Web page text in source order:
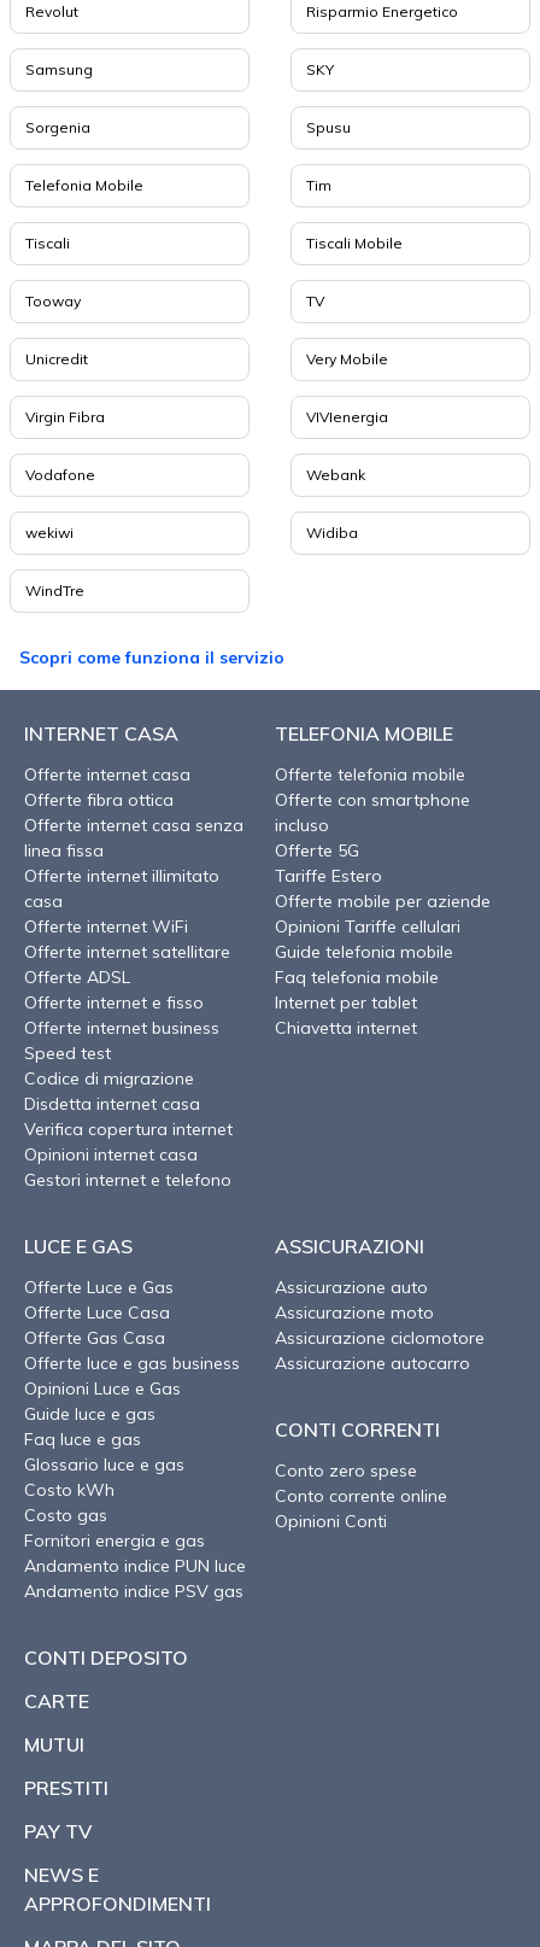
Revolut Risparmio Energetico
Samsung SKY
Sorgenia Spusu
Telefonia Mobile Tim
Tiscali Tiscali Mobile
Tooway TV
Unicredit Very Mobile
Virgin Fibra VIVIenergia
Vodafone Webank
wekiwi Widiba
WindTre
Scopri come funziona il servizio
INTERNET CASA
Offerte internet casa
Offerte fibra ottica
Offerte internet casa senza
linea fissa
Offerte internet illimitato
casa
Offerte internet WiFi
Offerte internet satellitare
Offerte ADSL
Offerte internet e fisso
Offerte internet business
Speed test
Codice di migrazione
Disdetta internet casa
Verifica copertura internet
Opinioni internet casa
Gestori internet e telefono
TELEFONIA MOBILE
Offerte telefonia mobile
Offerte con smartphone
incluso
Offerte 5G
Tariffe Estero
Offerte mobile per aziende
Opinioni Tariffe cellulari
Guide telefonia mobile
Faq telefonia mobile
Internet per tablet
Chiavetta internet
LUCE E GAS
Offerte Luce e Gas
Offerte Luce Casa
Offerte Gas Casa
Offerte luce e gas business
Opinioni Luce e Gas
Guide luce e gas
Faq luce e gas
Glossario luce e gas
Costo kWh
Costo gas
Fornitori energia e gas
Andamento indice PUN luce
Andamento indice PSV gas
ASSICURAZIONI
Assicurazione auto
Assicurazione moto
Assicurazione ciclomotore
Assicurazione autocarro
CONTI CORRENTI
Conto zero spese
Conto corrente online
Opinioni Conti
CONTI DEPOSITO
CARTE
MUTUI
PRESTITI
PAY TV
NEWS E
APPROFONDIMENTI